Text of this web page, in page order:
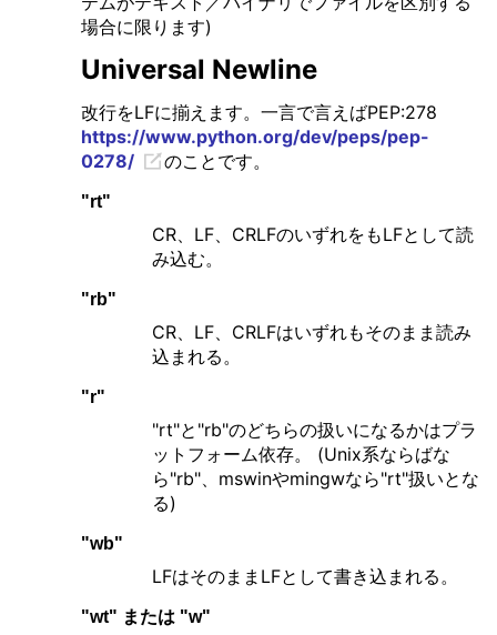
場合に限ります)
Universal Newline
改行をLFに揃えます。一言で言えばPEP:278
https://www.python.org/dev/peps/pep-
0278/
のことです。
"rt"
CR、LF、CRLFのいずれをもLFとして読
み込む。
"rb"
CR、LF、CRLFはいずれもそのまま読み
込まれる。
"r"
"rt"と"rb"のどちらの扱いになるかはプラ
ットフォーム依存。 (Unix系ならばな
ら"rb"、mswinやmingwなら"rt"扱いとな
る)
"wb"
LFはそのままLFとして書き込まれる。
"wt" または "w"